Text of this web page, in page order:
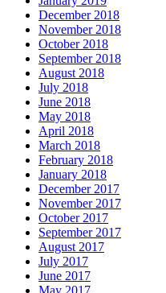
December 2018
November 2018
October 2018
September 2018
August 2018
July 2018
June 2018
May 2018
April 2018
March 2018
February 2018
January 2018
December 2017
November 2017
October 2017
September 2017
August 2017
July 2017
June 2017
May 2017